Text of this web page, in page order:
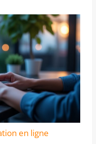
en ligne